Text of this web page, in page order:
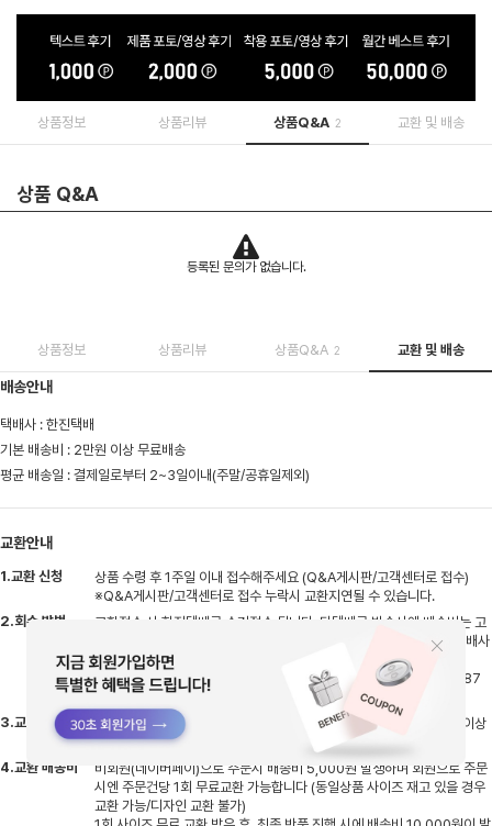
상품정보 상품리뷰 상품Q&A 2 교환 및 배송
상품 Q&A
등록된 문의가 없습니다.
상품정보 상품리뷰 상품Q&A 2 교환 및 배송
배송안내
택배사 : 한진택배
기본 배송비 : 2만원 이상 무료배송
평균 배송일 : 결제일로부터 2~3일이내(주말/공휴일제외)
교환안내
1.교환 신청
상품 수령 후 1주일 이내 접수해주세요 (Q&A게시판/고객센터로 접수)
※Q&A게시판/고객센터로 접수 누락시 교환지연될 수 있습니다.
2.회수 방법
교환접수 시 한진택배로 수거접수 됩니다. 타택배로 반송시엔 배송비는 고
객님 부담으로 선불 결제 후 반송해주셔야하며, 반송 후 고객센터로 택배사
명,송장번호 남겨주셔야 지연없이 처리될 수 있습니다.
※타택배 반송시 반품 주소지 : 경기도 용인시 처인구 원삼면 원양로 487
지상1층 엠글로벌
3.교환 기간
반송하신 상품 입고 후 검수기간 평일기준 2~3일 소요, 검수 후 상품 이상
없을시 교환상품 출고 진행됩니다
4.교환 배송비
비회원(네이버페이)으로 주문시 배송비 5,000원 발생하며 회원으로 주문
시엔 주문건당 1회 무료교환 가능합니다 (동일상품 사이즈 재고 있을 경우
교환 가능/디자인 교환 불가)